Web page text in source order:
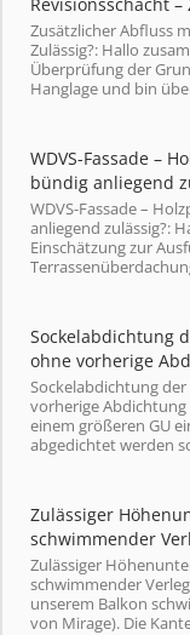
Zusätzlicher Abfluss
Zulässig?: Hallo
Überprüfung der
Hanglage und bin
WDVS-Fassade –
bündig anliegend
WDVS-Fassade –
anliegend zulässig?:
Einschätzung zur
Sockelabdichtung
ohne vorherige
Sockelabdichtung
vorherige Abdichtung
einem größeren GU
abgedichtet werden
Zulässiger
schwimmender
Zulässiger
schwimmender
unserem Balkon
von Mirage). Die